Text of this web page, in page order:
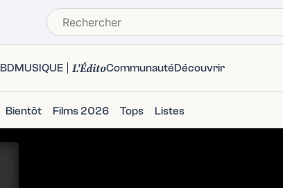
BDMUSIQUE L'ÉditoCommunautéDécouvrir
Bientôt Films 2026 Tops Listes